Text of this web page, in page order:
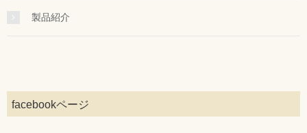
製品紹介
facebookページ